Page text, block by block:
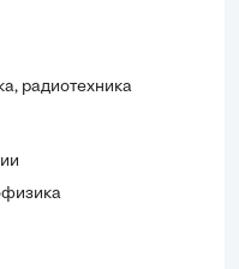
радиотехника